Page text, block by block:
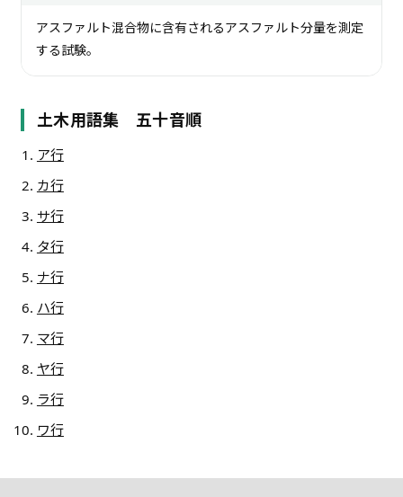
アスファルト混合物に含有されるアスファルト分量を測定
する試験。
土木用語集 五十音順
ア行
カ行
サ行
タ行
ナ行
ハ行
マ行
ヤ行
ラ行
ワ行